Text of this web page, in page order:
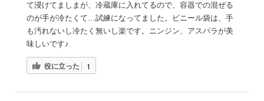
て浸けてましまが、冷蔵庫に入れてるので、容器での混ぜる
のが手が冷たくて…試練になってました。ビニール袋は、手
も汚れないし冷たく無いし楽です。ニンジン、アスパラが美
味しいです♪
役に立った 1